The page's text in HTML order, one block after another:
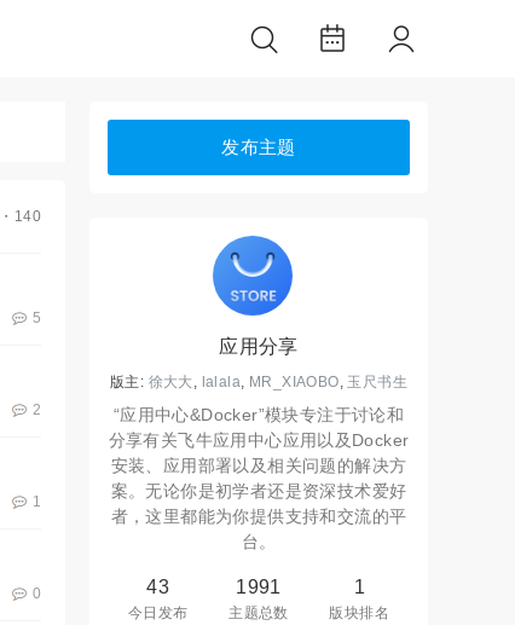
・140
5
2
1
0
发布主题
应用分享
版主: 徐大大 , lalala, MR_XIAOBO, 玉尺书生
“应用中心&Docker”模块专注于讨论和
分享有关飞牛应用中心应用以及Docker
安装、应用部署以及相关问题的解决方
案。无论你是初学者还是资深技术爱好
者，这里都能为你提供支持和交流的平
台。
43
今日发布
1991
主题总数
1
版块排名